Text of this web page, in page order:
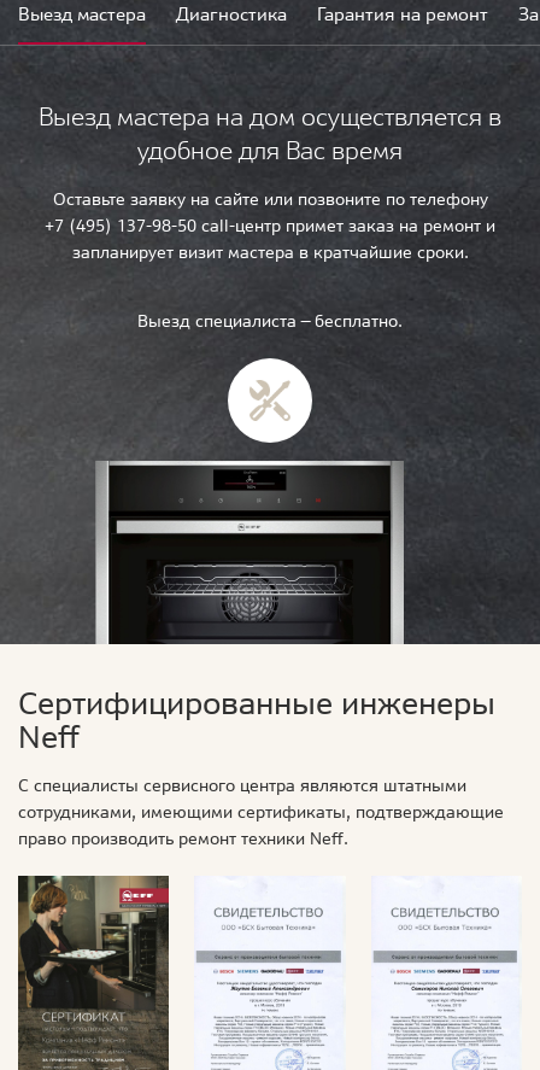
Выезд мастера Диагностика Гарантия на ремонт
Выезд мастера на дом осуществляется в
удобное для Вас время
Оставьте заявку на сайте или позвоните по телефону
+7 (495) 137-98-50 call-центр примет заказ на ремонт и
запланирует визит мастера в кратчайшие сроки.
Выезд специалиста — бесплатно.
Сертифицированные инженеры
Neff
С специалисты сервисного центра являются штатными
сотрудниками, имеющими сертификаты, подтверждающие
право производить ремонт техники Neff.